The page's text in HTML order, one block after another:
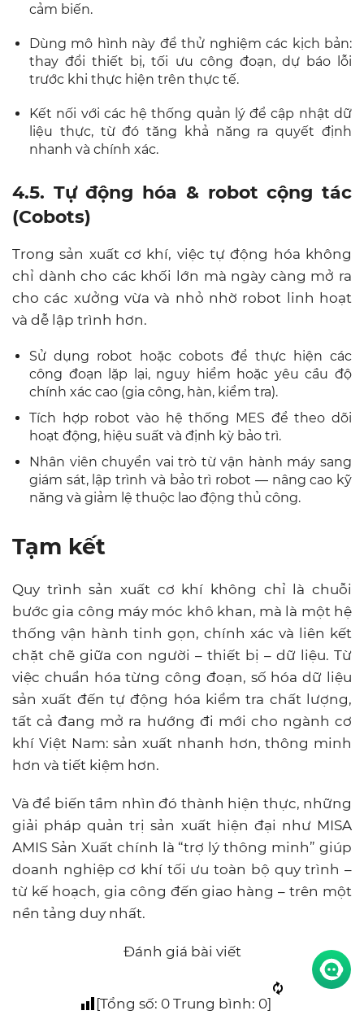
cảm biến.
Dùng mô hình này để thử nghiệm các kịch bản:
thay đổi thiết bị, tối ưu công đoạn, dự báo lỗi
trước khi thực hiện trên thực tế.
Kết nối với các hệ thống quản lý để cập nhật dữ
liệu thực, từ đó tăng khả năng ra quyết định
nhanh và chính xác.
4.5. Tự động hóa & robot cộng tác
(Cobots)
Trong sản xuất cơ khí, việc tự động hóa không
chỉ dành cho các khối lớn mà ngày càng mở ra
cho các xưởng vừa và nhỏ nhờ robot linh hoạt
và dễ lập trình hơn.
Sử dụng robot hoặc cobots để thực hiện các
công đoạn lặp lại, nguy hiểm hoặc yêu cầu độ
chính xác cao (gia công, hàn, kiểm tra).
Tích hợp robot vào hệ thống MES để theo dõi
hoạt động, hiệu suất và định kỳ bảo trì.
Nhân viên chuyển vai trò từ vận hành máy sang
giám sát, lập trình và bảo trì robot — nâng cao kỹ
năng và giảm lệ thuộc lao động thủ công.
Tạm kết
Quy trình sản xuất cơ khí không chỉ là chuỗi
bước gia công máy móc khô khan, mà là một hệ
thống vận hành tinh gọn, chính xác và liên kết
chặt chẽ giữa con người – thiết bị – dữ liệu. Từ
việc chuẩn hóa từng công đoạn, số hóa dữ liệu
sản xuất đến tự động hóa kiểm tra chất lượng,
tất cả đang mở ra hướng đi mới cho ngành cơ
khí Việt Nam: sản xuất nhanh hơn, thông minh
hơn và tiết kiệm hơn.
Và để biến tầm nhìn đó thành hiện thực, những
giải pháp quản trị sản xuất hiện đại như MISA
AMIS Sản Xuất chính là “trợ lý thông minh” giúp
doanh nghiệp cơ khí tối ưu toàn bộ quy trình –
từ kế hoạch, gia công đến giao hàng – trên một
nền tảng duy nhất.
Đánh giá bài viết
[Tổng số: 0 Trung bình: 0]